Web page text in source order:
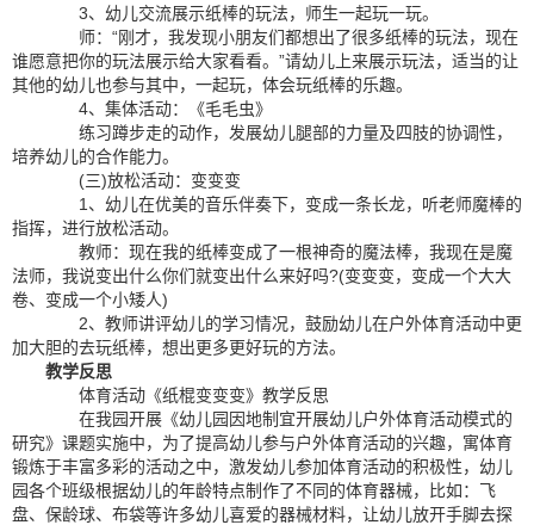
3、幼儿交流展示纸棒的玩法，师生一起玩一玩。
师：“刚才，我发现小朋友们都想出了很多纸棒的玩法，现在
谁愿意把你的玩法展示给大家看看。”请幼儿上来展示玩法，适当的让
其他的幼儿也参与其中，一起玩，体会玩纸棒的乐趣。
4、集体活动：《毛毛虫》
练习蹲步走的动作，发展幼儿腿部的力量及四肢的协调性，
培养幼儿的合作能力。
(三)放松活动：变变变
1、幼儿在优美的音乐伴奏下，变成一条长龙，听老师魔棒的
指挥，进行放松活动。
教师：现在我的纸棒变成了一根神奇的魔法棒，我现在是魔
法师，我说变出什么你们就变出什么来好吗?(变变变，变成一个大大
卷、变成一个小矮人)
2、教师讲评幼儿的学习情况，鼓励幼儿在户外体育活动中更
加大胆的去玩纸棒，想出更多更好玩的方法。
教学反思
体育活动《纸棍变变变》教学反思
在我园开展《幼儿园因地制宜开展幼儿户外体育活动模式的
研究》课题实施中，为了提高幼儿参与户外体育活动的兴趣，寓体育
锻炼于丰富多彩的活动之中，激发幼儿参加体育活动的积极性，幼儿
园各个班级根据幼儿的年龄特点制作了不同的体育器械，比如：飞
盘、保龄球、布袋等许多幼儿喜爱的器械材料，让幼儿放开手脚去探